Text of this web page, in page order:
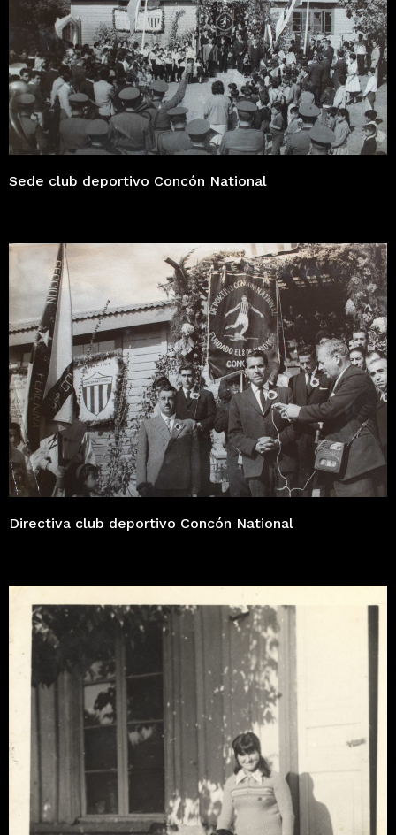
Sede club deportivo Concón National
Directiva club deportivo Concón National